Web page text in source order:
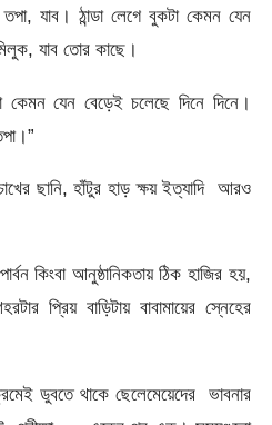
যাব। ঠান্ডা লেগে বুকটা কেমন যেন
যাব তোর কাছে।
যেন বেড়েই চলেছে দিনে দিনে।
ছানি, হাঁটুর হাড় ক্ষয় ইত্যাদি আরও
কিংবা আনুষ্ঠানিকতায় ঠিক হাজির হয়,
প্রিয় বাড়িটায় বাবামায়ের স্নেহের
ডুবতে থাকে ছেলেমেয়েদের ভাবনার